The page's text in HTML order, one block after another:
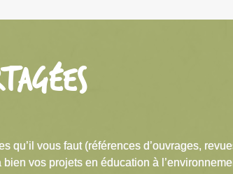
qu’il vous faut (références d’ouvrages,
vos projets en éducation à